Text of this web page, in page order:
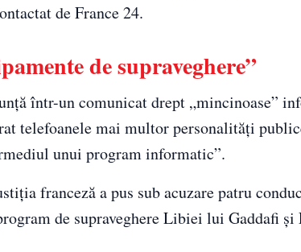
de France 24.
de supraveghere”
într-un comunicat drept „mincinoase”
telefoanele mai multor personalităţi
unui program informatic”.
franceză a pus sub acuzare patru
de supraveghere Libiei lui Gaddafi